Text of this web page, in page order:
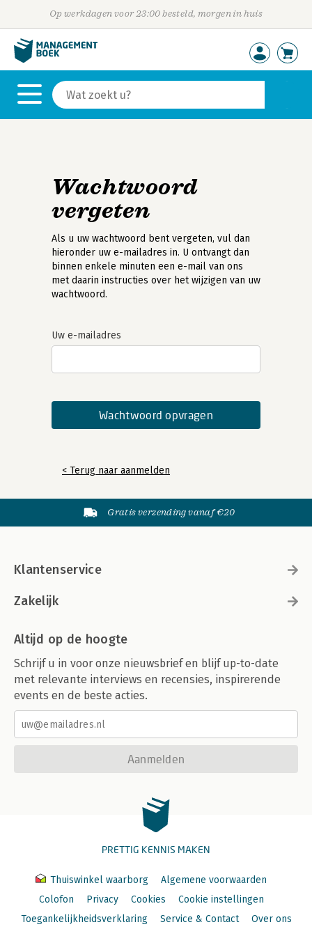
Op werkdagen voor 23:00 besteld, morgen in huis
Wachtwoord
vergeten
Als u uw wachtwoord bent vergeten, vul dan
hieronder uw e-mailadres in. U ontvangt dan
binnen enkele minuten een e-mail van ons
met daarin instructies over het wijzigen van uw
wachtwoord.
Uw e-mailadres
< Terug naar aanmelden
Gratis verzending vanaf €20
Klantenservice
Zakelijk
Altijd op de hoogte
Schrijf u in voor onze nieuwsbrief en blijf up-to-date
met relevante interviews en recensies, inspirerende
events en de beste acties.
Aanmelden
PRETTIG KENNIS MAKEN
Thuiswinkel waarborg
Algemene voorwaarden
Colofon
Privacy Cookies
Cookie instellingen
Toegankelijkheidsverklaring
Service & Contact Over ons